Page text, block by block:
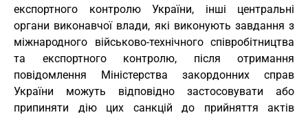
експортного контролю України, інші центральні
органи виконавчої влади, які виконують завдання з
міжнародного військово-технічного співробітництва
та експортного контролю, після отримання
повідомлення Міністерства закордонних справ
України можуть відповідно застосовувати або
припиняти дію цих санкцій до прийняття актів